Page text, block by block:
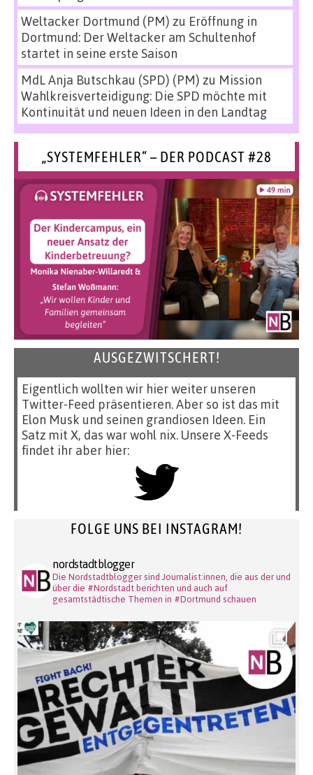
Weltacker Dortmund (PM) zu Eröffnung in
Dortmund: Der Weltacker am Schultenhof
startet in seine erste Saison
MdL Anja Butschkau (SPD) (PM) zu Mission
Wahlkreisverteidigung: Die SPD möchte mit
Kontinuität und neuen Ideen in den Landtag
„SYSTEMFEHLER“ – DER PODCAST #28
AUSGEZWITSCHERT!
Eigentlich wollten wir hier weiter unseren
Twitter-Feed präsentieren. Aber so ist das mit
Elon Musk und seinen grandiosen Ideen. Ein
Satz mit X, das war wohl nix. Unsere X-Feeds
findet ihr aber hier:
FOLGE UNS BEI INSTAGRAM!
nordstadtblogger
Die Nordstadtblogger sind Journalist:innen, die aus der und
über die #Nordstadt berichten und auch auf
gesamtstädtische Themen in #Dortmund schauen